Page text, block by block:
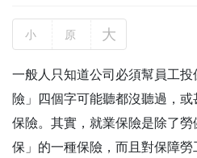
小 原 大
一般人只知道公司必須幫員工
險」四個字可能聽都沒聽過，
保險。其實，就業保險是除了
保」的一種保險，而且對保障勞